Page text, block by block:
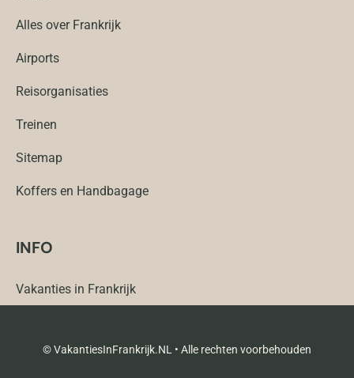
Alles over Frankrijk
Airports
Reisorganisaties
Treinen
Sitemap
Koffers en Handbagage
INFO
Vakanties in Frankrijk
© VakantiesInFrankrijk.NL • Alle rechten voorbehouden